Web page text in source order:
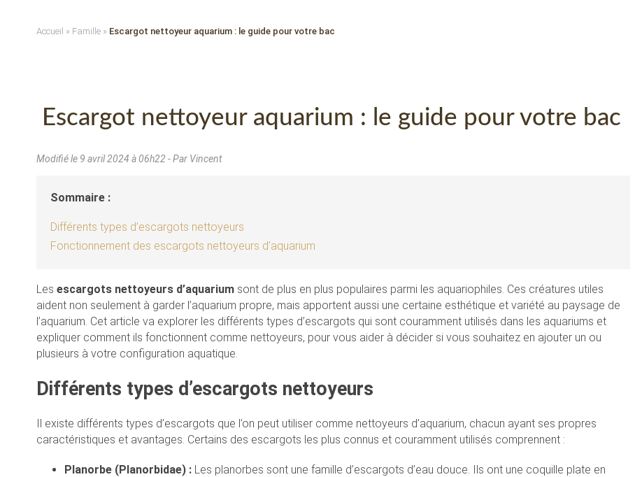
Accueil » Famille » Escargot nettoyeur aquarium : le guide pour votre bac
Escargot nettoyeur aquarium : le guide pour votre bac
Modifié le 9 avril 2024 à 06h22 - Par Vincent
Sommaire :
Différents types d’escargots nettoyeurs
Fonctionnement des escargots nettoyeurs d’aquarium
Les escargots nettoyeurs d’aquarium sont de plus en plus populaires parmi les aquariophiles. Ces créatures utiles
aident non seulement à garder l’aquarium propre, mais apportent aussi une certaine esthétique et variété au paysage de
l’aquarium. Cet article va explorer les différents types d’escargots qui sont couramment utilisés dans les aquariums et
expliquer comment ils fonctionnent comme nettoyeurs, pour vous aider à décider si vous souhaitez en ajouter un ou
plusieurs à votre configuration aquatique.
Différents types d’escargots nettoyeurs
Il existe différents types d’escargots que l’on peut utiliser comme nettoyeurs d’aquarium, chacun ayant ses propres
caractéristiques et avantages. Certains des escargots les plus connus et couramment utilisés comprennent :
Planorbe (Planorbidae) : Les planorbes sont une famille d’escargots d’eau douce. Ils ont une coquille plate en